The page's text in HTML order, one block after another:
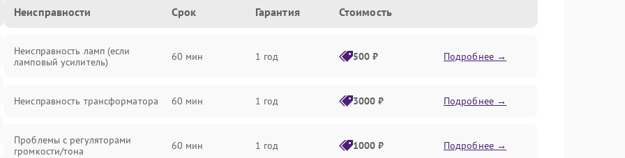
Неисправности Срок Гарантия Стоимость
Неисправность ламп (если
ламповый усилитель)
60 мин 1 год 500 ₽ Подробнее →
Неисправность трансформатора 60 мин 1 год 3000 ₽ Подробнее →
Проблемы с регуляторами
громкости/тона
60 мин 1 год 1000 ₽ Подробнее →